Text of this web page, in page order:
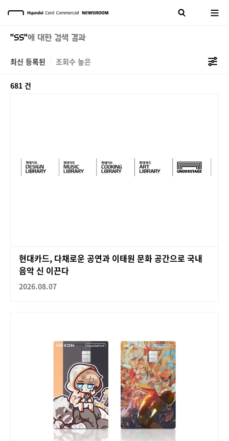
"SS"에 대한 검색 결과
최신 등록된 조회수 높은
681 건
현대카드, 다채로운 공연과 이태원 문화 공간으로 국내
음악 신 이끈다
2026.08.07